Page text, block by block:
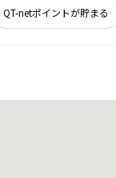
QT-netポイントが貯まる